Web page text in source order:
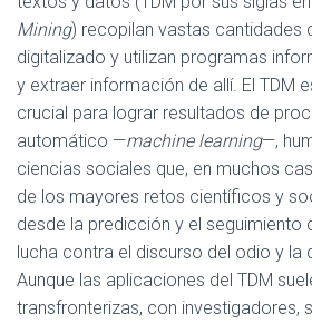
Mining) recopilan vastas cantidades
digitalizado y utilizan programas
y extraer información de allí. El TDM
crucial para lograr resultados de
automático —machine learning—,
ciencias sociales que, en muchos
de los mayores retos científicos y
desde la predicción y el seguimiento
lucha contra el discurso del odio y la
Aunque las aplicaciones del TDM
transfronterizas, con investigadores,